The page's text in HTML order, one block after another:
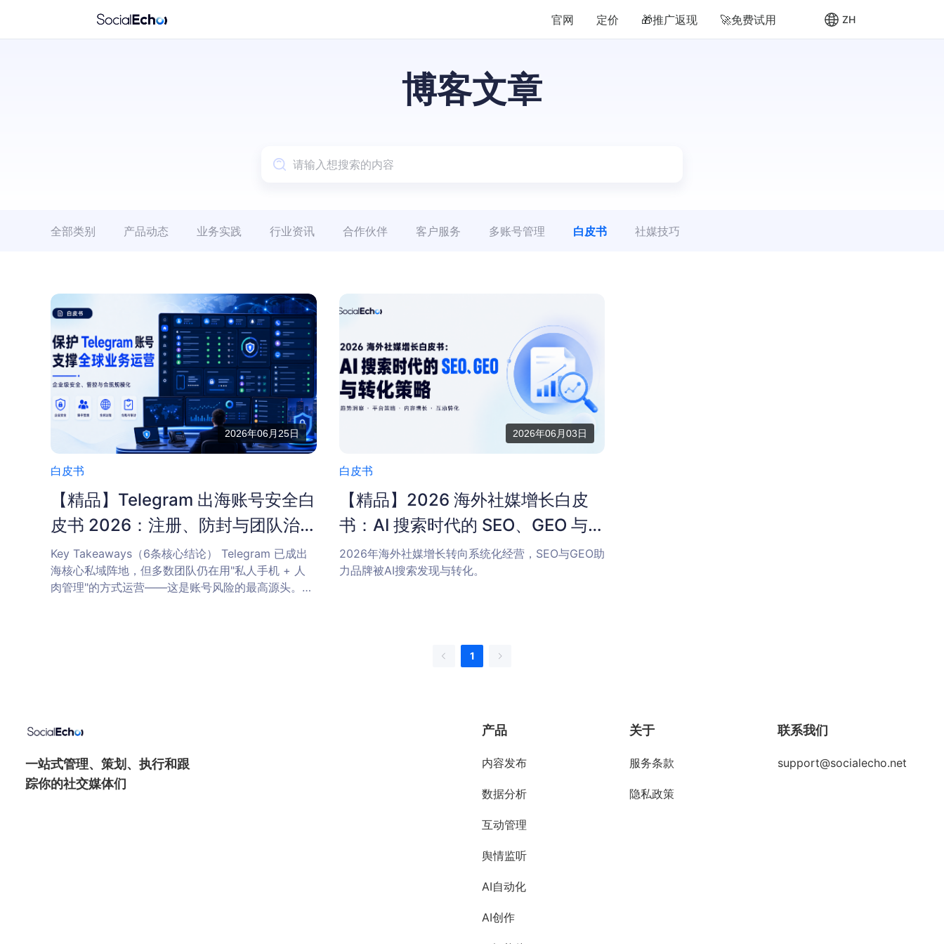
官网 定价 🎁推广返现 🚀免费试用 ZH
博客文章
全部类别 产品动态 业务实践 行业资讯 合作伙伴 客户服务 多账号管理 白皮书 社媒技巧
2026年06月25日
白皮书
【精品】Telegram 出海账号安全白
皮书 2026：注册、防封与团队治
理完整手册
Key Takeaways（6条核心结论） Telegram 已成出
海核心私域阵地，但多数团队仍在用"私人手机 + 人
肉管理"的方式运营——这是账号风险的最高源头。
2026年06月03日
白皮书
【精品】2026 海外社媒增长白皮
书：AI 搜索时代的 SEO、GEO 与转
化策略
2026年海外社媒增长转向系统化经营，SEO与GEO助
力品牌被AI搜索发现与转化。
1
一站式管理、策划、执行和跟
踪你的社交媒体们
产品
内容发布
数据分析
互动管理
舆情监听
AI自动化
AI创作
关于
服务条款
隐私政策
联系我们
support@socialecho.net